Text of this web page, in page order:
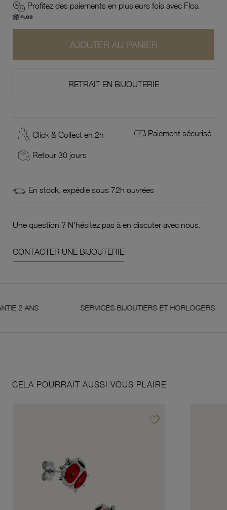
Profitez des paiements en plusieurs fois avec Floa
AJOUTER AU PANIER
RETRAIT EN BIJOUTERIE
Click & Collect en 2h Paiement sécurisé
Retour 30 jours
En stock, expédié sous 72h ouvrées
Une question ? N'hésitez pas à en discuter avec nous.
CONTACTER UNE BIJOUTERIE
SERVICES BIJOUTIERS ET HORLOGERS
CELA POURRAIT AUSSI VOUS PLAIRE
favorite_borderAjouter à vos favoris